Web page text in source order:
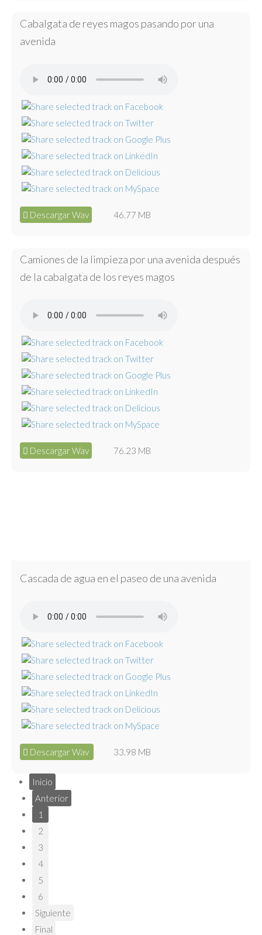
Cabalgata de reyes magos pasando por una
avenida
Descargar Wav 46.77 MB
Camiones de la limpieza por una avenida después
de la cabalgata de los reyes magos
Descargar Wav 76.23 MB
Cascada de agua en el paseo de una avenida
Descargar Wav 33.98 MB
Inicio
Anterior
1
2
3
4
5
6
Siguiente
Final